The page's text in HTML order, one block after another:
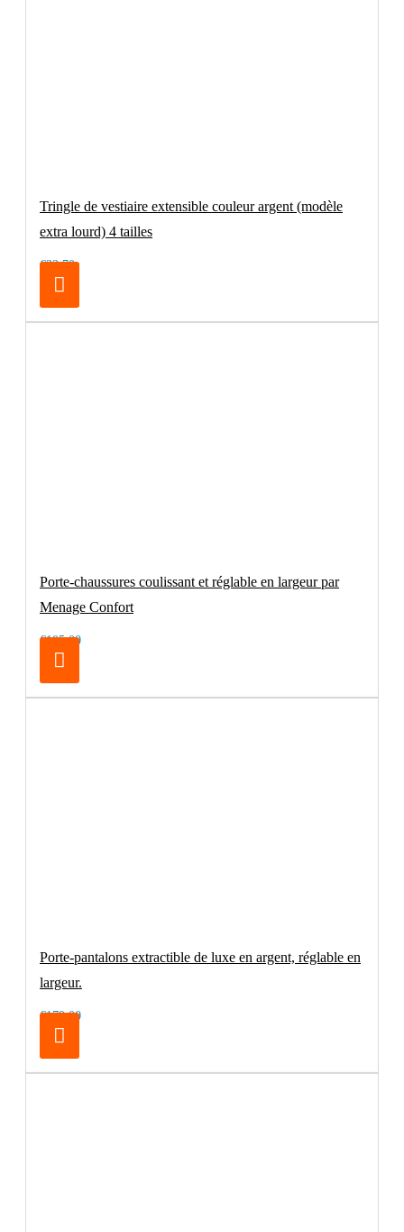
Tringle de vestiaire extensible couleur argent (modèle
extra lourd) 4 tailles
€32.70
Porte-chaussures coulissant et réglable en largeur par
Menage Confort
€105.00
Porte-pantalons extractible de luxe en argent, réglable en
largeur.
€179.00